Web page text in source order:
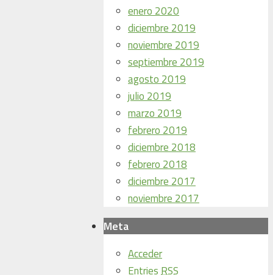
enero 2020
diciembre 2019
noviembre 2019
septiembre 2019
agosto 2019
julio 2019
marzo 2019
febrero 2019
diciembre 2018
febrero 2018
diciembre 2017
noviembre 2017
Meta
Acceder
EntriesRSS